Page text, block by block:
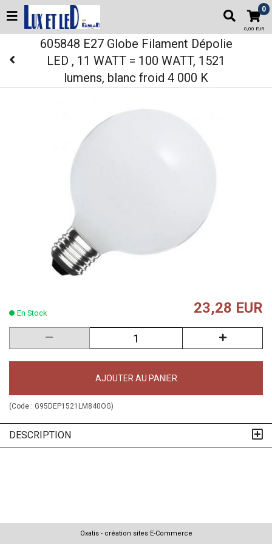
0
0,00 EUR
605848 E27 Globe Filament Dépolie
LED , 11 WATT = 100 WATT, 1521
lumens, blanc froid 4 000 K
En Stock 23,28 EUR
AJOUTER AU PANIER
(Code : G95DEP1521LM840OG)
DESCRIPTION
Oxatis - création sites E-Commerce